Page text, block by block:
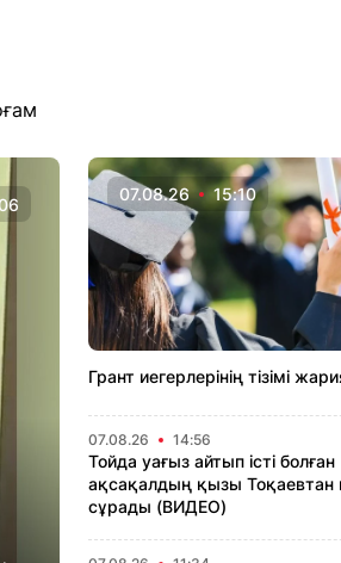
07.08.26 15:10
Грант иегерлерінің тізімі
07.08.26 14:56
Тойда уағыз айтып істі болған
ақсақалдың қызы Тоқаевтан
сұрады (ВИДЕО)